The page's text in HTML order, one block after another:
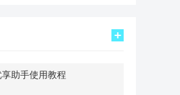
享助手使用教程